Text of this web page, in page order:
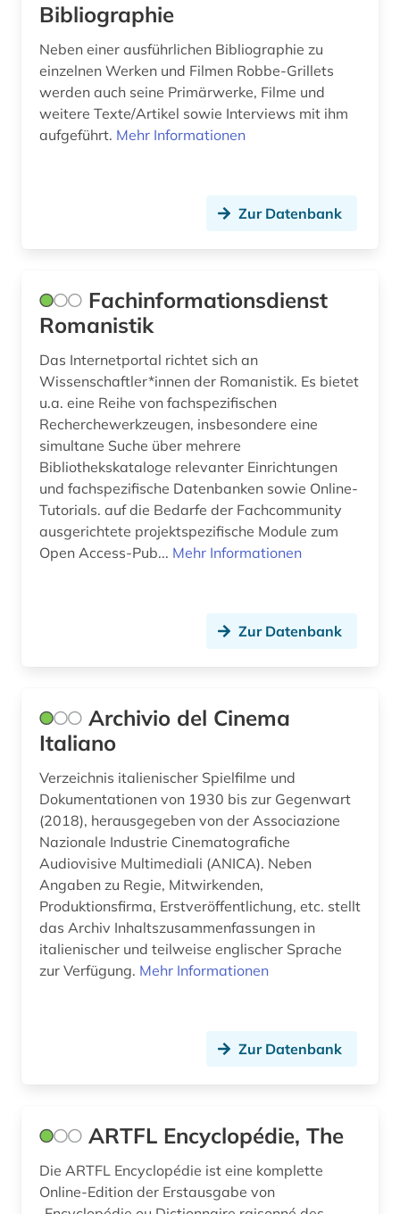
spanisch (4)
spanische literatur (1)
studien des 18. jahrhunderts (1)
südostasien (1)
südosteuropa (1)
tagebuch (1)
tageszeitung (1)
textsammlung (1)
theaterwissenschaft (2)
tonträger (1)
verbundkatalog (1)
verlag (1)
verzeichnis (1)
video (1)
vinck (1)
vogesen (1)
volksliteratur (1)
volksmusik (1)
wissenschaftsgeschichte (1)
xinjiang (1)
Bibliographie
Neben einer ausführlichen Bibliographie zu
einzelnen Werken und Filmen Robbe-Grillets
werden auch seine Primärwerke, Filme und
weitere Texte/Artikel sowie Interviews mit ihm
aufgeführt. Mehr Informationen
Zur Datenbank
Fachinformationsdienst
Romanistik
Das Internetportal richtet sich an
Wissenschaftler*innen der Romanistik. Es bietet
u.a. eine Reihe von fachspezifischen
Recherchewerkzeugen, insbesondere eine
simultane Suche über mehrere
Bibliothekskataloge relevanter Einrichtungen
und fachspezifische Datenbanken sowie Online-
Tutorials. auf die Bedarfe der Fachcommunity
ausgerichtete projektspezifische Module zum
Open Access-Pub... Mehr Informationen
Zur Datenbank
Archivio del Cinema
Italiano
Verzeichnis italienischer Spielfilme und
Dokumentationen von 1930 bis zur Gegenwart
(2018), herausgegeben von der Associazione
Nazionale Industrie Cinematografiche
Audiovisive Multimediali (ANICA). Neben
Angaben zu Regie, Mitwirkenden,
Produktionsfirma, Erstveröffentlichung, etc. stellt
das Archiv Inhaltszusammenfassungen in
italienischer und teilweise englischer Sprache
zur Verfügung. Mehr Informationen
Zur Datenbank
ARTFL Encyclopédie, The
Die ARTFL Encyclopédie ist eine komplette
Online-Edition der Erstausgabe von